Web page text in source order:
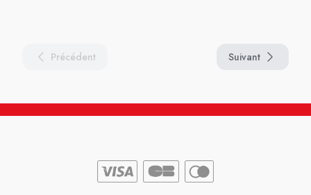
Précédent Suivant